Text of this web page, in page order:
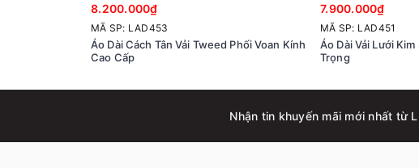
8.200.000₫
MÃ SP: LAD453
Áo Dài Cách Tân Vải Tweed Phối Voan Kính
Cao Cấp
7.900.000₫
MÃ SP: LAD451
Áo Dài Vải Lưới
Trọng
Nhận tin khuyến mãi mới nhất từ